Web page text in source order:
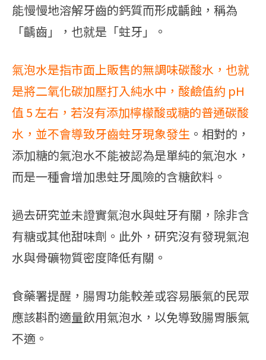
能慢慢地溶解牙齒的鈣質而形成齲蝕，稱為
「齲齒」，也就是「蛀牙」。
氣泡水是指市面上販售的無調味碳酸水，也就
是將二氧化碳加壓打入純水中，酸鹼值約 pH
值 5 左右，若沒有添加檸檬酸或糖的普通碳酸
水，並不會導致牙齒蛀牙現象發生 。相對的，
添加糖的氣泡水不能被認為是單純的氣泡水，
而是一種會增加患蛀牙風險的含糖飲料。
過去研究並未證實氣泡水與蛀牙有關，除非含
有糖或其他甜味劑。此外，研究沒有發現氣泡
水與骨礦物質密度降低有關。
食藥署提醒，腸胃功能較差或容易脹氣的民眾
應該斟酌適量飲用氣泡水，以免導致腸胃脹氣
不適。